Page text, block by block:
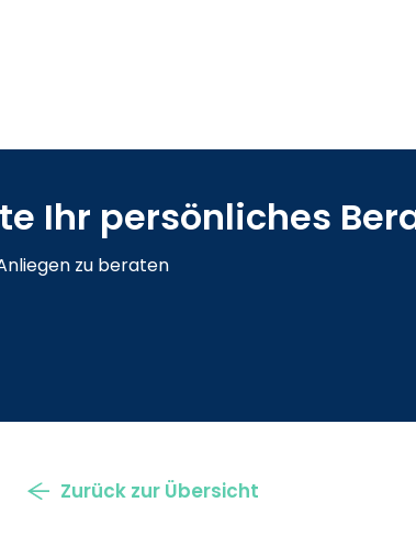
Ihr persönliches
zu beraten
Zurück zur Übersicht